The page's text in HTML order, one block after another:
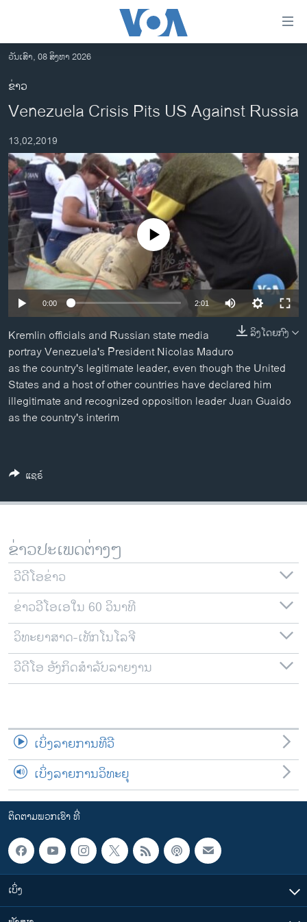
ເຂົ້າ
ຫາ
ຂ້າມ
ຂ້າມ
ໄປ
ຫາ
ຊອກ
ຄົ້ນ
ອາເມຣິກາ
ການເລືອກຕັ້ງ ປະທານາທີບໍດີ ສະຫະລັດ 2024
ຂ່າວ​ຈີນ
ໂລກ
ເອເຊຍ
ອິດສະຫຼະພາບດ້ານການຂ່າວ
ຊີວິດຊາວລາວ
ຊຸມຊົນຊາວລາວ
ວິທະຍາສາດ-ເທັກໂນໂລຈີ
ທຸລະກິດ
ພາສາອັງກິດ
ວີດີໂອ
ສຽງ
ວັນເສົາ, 08 ສິງຫາ 2026
ຂ່າວ
Venezuela Crisis Pits US Against Russia
13,02,2019
No media source currently available
0:00 2:01
ລິງໂດຍກົງ
Kremlin officials and Russian state media
portray Venezuela's President Nicolas Maduro
as the country's legitimate leader, even though the United
States and a host of other countries have declared him
illegitimate and recognized opposition leader Juan Guaido
as the country's interim
ແຊຣ໌
ຂ່າວປະເພດຕ່າງໆ
ວີດີໂອຂ່າວ
ຂ່າວວີໂອເອໃນ 60 ວິນາທີ
ວິທະຍາສາດ-ເທັກໂນໂລຈີ
ວີດີໂອ ອັງກິດສຳລັບລາຍງານ
ເບິ່ງລາຍການທີວີ
ເບິ່ງລາຍການວິທະຍຸ
ຕິດຕາມພວກເຮົາ ທີ່
ເບິ່ງ